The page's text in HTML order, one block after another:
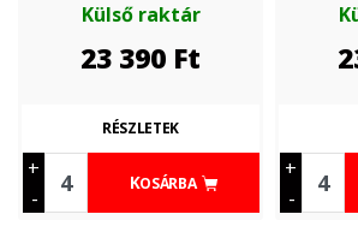
Külső raktár
23 390 Ft
+
-
KOSÁRBA
RÉSZLETEK
+
-